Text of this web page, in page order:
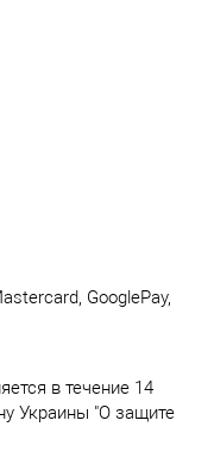
GooglePay,
в течение 14
Украины "О защите